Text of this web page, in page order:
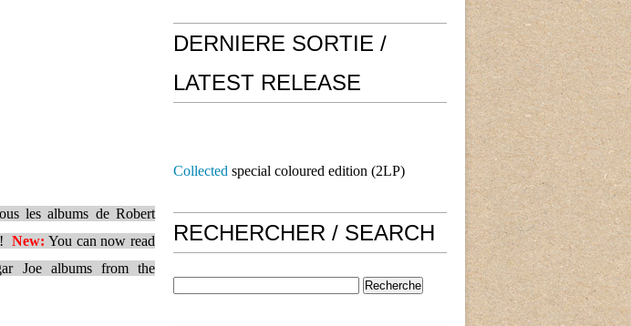
les albums de Robert
New: You can now read
Joe albums from the
DERNIERE SORTIE /
LATEST RELEASE
Collected special coloured edition (2LP)
RECHERCHER / SEARCH